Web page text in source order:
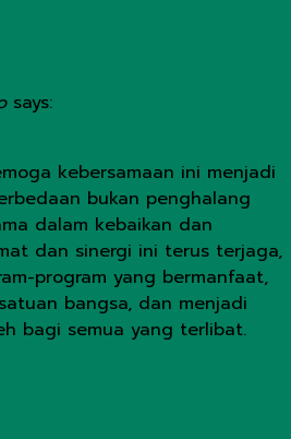
says:
kebersamaan ini menjadi
bukan penghalang
dalam kebaikan dan
dan sinergi ini terus terjaga,
program yang bermanfaat,
bangsa, dan menjadi
bagi semua yang terlibat.